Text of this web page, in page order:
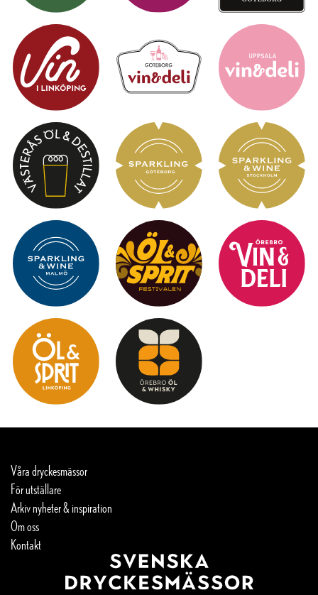
Våra dryckesmässor
För utställare
Arkiv nyheter & inspiration
Om oss
Kontakt